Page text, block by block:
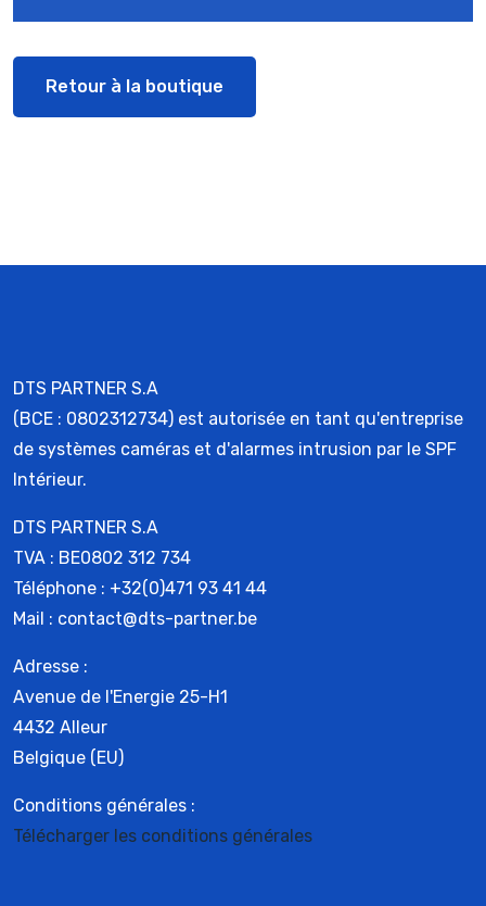
Retour à la boutique
DTS PARTNER S.A
(BCE : 0802312734) est autorisée en tant qu'entreprise
de systèmes caméras et d'alarmes intrusion par le SPF
Intérieur.
DTS PARTNER S.A
TVA : BE0802 312 734
Téléphone : +32(0)471 93 41 44
Mail : contact@dts-partner.be
Adresse :
Avenue de l'Energie 25-H1
4432 Alleur
Belgique (EU)
Conditions générales :
Télécharger les conditions générales